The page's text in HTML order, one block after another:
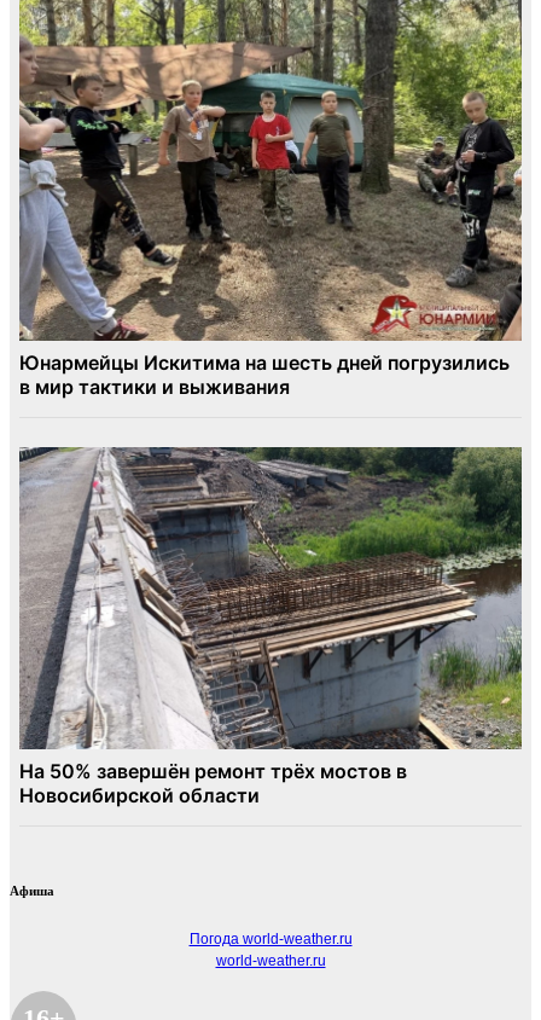
Афиша
Погода world-weather.ru
world-weather.ru